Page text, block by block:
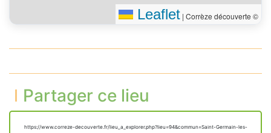
Leaflet | Corrèze découverte ©
Partager ce lieu
https://www.correze-decouverte.fr/lieu_a_explorer.php?lieu=94&commun=Saint-Germain-les-